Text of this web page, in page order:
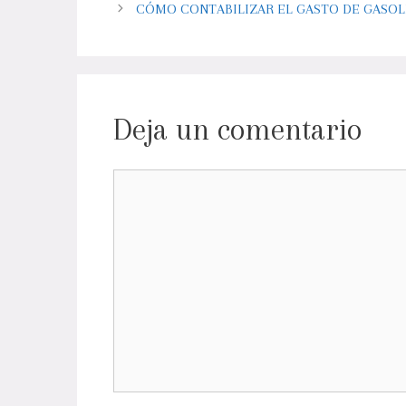
CÓMO CONTABILIZAR EL GASTO DE
Deja un comentario